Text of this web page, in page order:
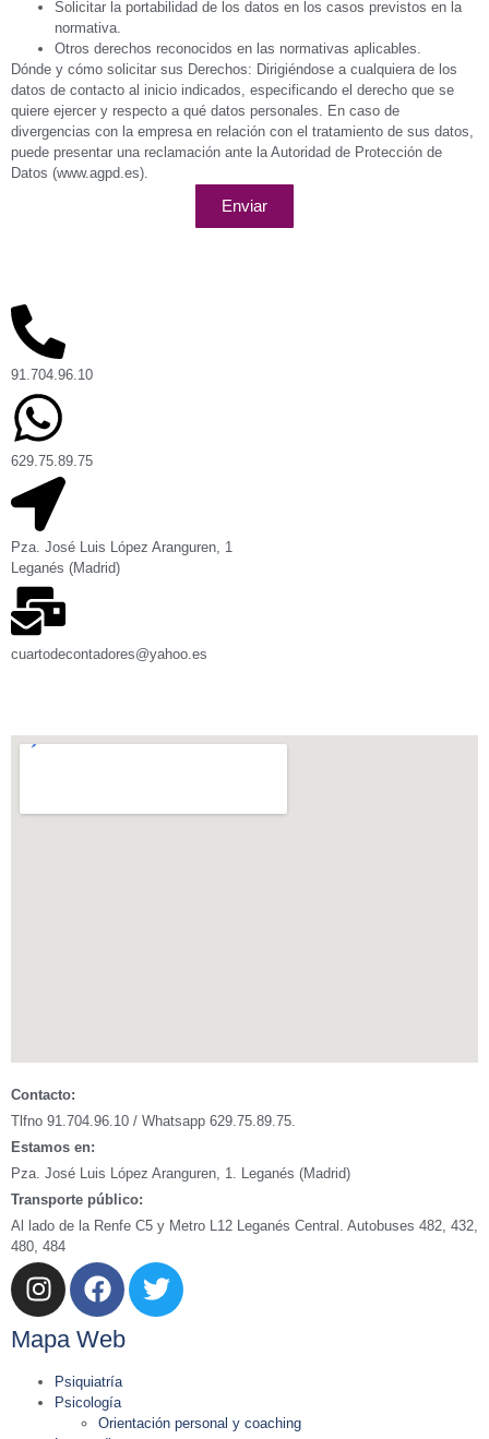
Solicitar la portabilidad de los datos en los casos previstos en la
normativa.
Otros derechos reconocidos en las normativas aplicables.
Dónde y cómo solicitar sus Derechos: Dirigiéndose a cualquiera de los
datos de contacto al inicio indicados, especificando el derecho que se
quiere ejercer y respecto a qué datos personales. En caso de
divergencias con la empresa en relación con el tratamiento de sus datos,
puede presentar una reclamación ante la Autoridad de Protección de
Datos (www.agpd.es).
Enviar
91.704.96.10
629.75.89.75
Pza. José Luis López Aranguren, 1
Leganés (Madrid)
cuartodecontadores@yahoo.es
Contacto:
Tlfno 91.704.96.10 / Whatsapp 629.75.89.75.
Estamos en:
Pza. José Luis López Aranguren, 1. Leganés (Madrid)
Transporte público:
Al lado de la Renfe C5 y Metro L12 Leganés Central. Autobuses 482, 432,
480, 484
Mapa Web
Psiquiatría
Psicología
Orientación personal y coaching